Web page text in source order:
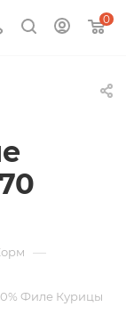
0
—
Филе Курицы